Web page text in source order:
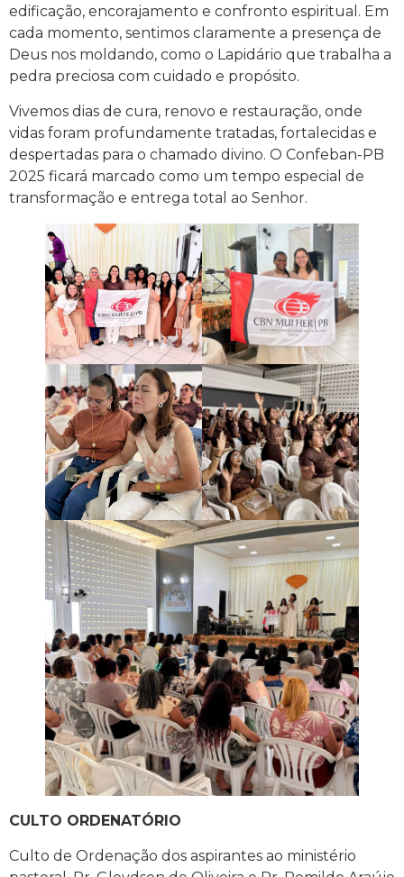
edificação, encorajamento e confronto espiritual. Em
cada momento, sentimos claramente a presença de
Deus nos moldando, como o Lapidário que trabalha a
pedra preciosa com cuidado e propósito.
Vivemos dias de cura, renovo e restauração, onde
vidas foram profundamente tratadas, fortalecidas e
despertadas para o chamado divino. O Confeban-PB
2025 ficará marcado como um tempo especial de
transformação e entrega total ao Senhor.
CULTO ORDENATÓRIO
Culto de Ordenação dos aspirantes ao ministério